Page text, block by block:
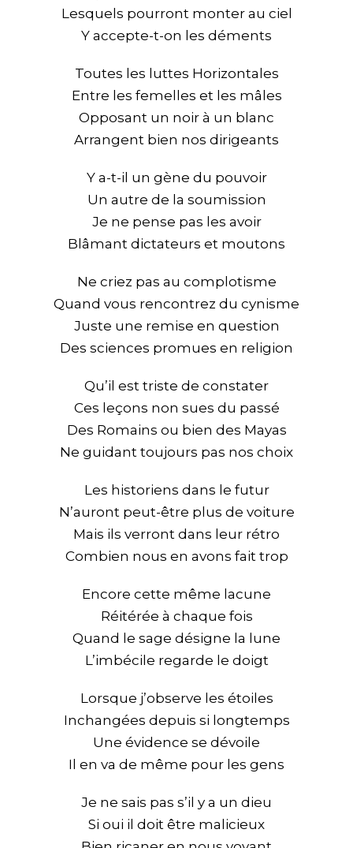
Lesquels pourront monter au ciel
Y accepte-t-on les déments
Toutes les luttes Horizontales
Entre les femelles et les mâles
Opposant un noir à un blanc
Arrangent bien nos dirigeants
Y a-t-il un gène du pouvoir
Un autre de la soumission
Je ne pense pas les avoir
Blâmant dictateurs et moutons
Ne criez pas au complotisme
Quand vous rencontrez du cynisme
Juste une remise en question
Des sciences promues en religion
Qu’il est triste de constater
Ces leçons non sues du passé
Des Romains ou bien des Mayas
Ne guidant toujours pas nos choix
Les historiens dans le futur
N’auront peut-être plus de voiture
Mais ils verront dans leur rétro
Combien nous en avons fait trop
Encore cette même lacune
Réitérée à chaque fois
Quand le sage désigne la lune
L’imbécile regarde le doigt
Lorsque j’observe les étoiles
Inchangées depuis si longtemps
Une évidence se dévoile
Il en va de même pour les gens
Je ne sais pas s’il y a un dieu
Si oui il doit être malicieux